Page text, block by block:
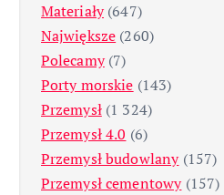
Materiały(647)
Największe (260)
Polecamy(7)
Porty morskie (143)
Przemysł(1 324)
Przemysł 4.0 (6)
Przemysł budowlany(157)
Przemysł cementowy(157)